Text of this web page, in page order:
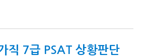
직 7급 PSAT 상황판단